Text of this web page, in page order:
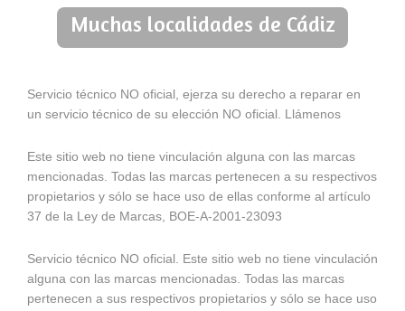
Muchas localidades de Cádiz
Servicio técnico NO oficial, ejerza su derecho a reparar en
un servicio técnico de su elección NO oficial. Llámenos
Este sitio web no tiene vinculación alguna con las marcas
mencionadas. Todas las marcas pertenecen a su respectivos
propietarios y sólo se hace uso de ellas conforme al artículo
37 de la Ley de Marcas, BOE-A-2001-23093
Servicio técnico NO oficial. Este sitio web no tiene vinculación
alguna con las marcas mencionadas. Todas las marcas
pertenecen a sus respectivos propietarios y sólo se hace uso